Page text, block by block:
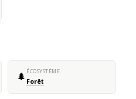
🌲 ÉCOSYSTÈME
Forêt